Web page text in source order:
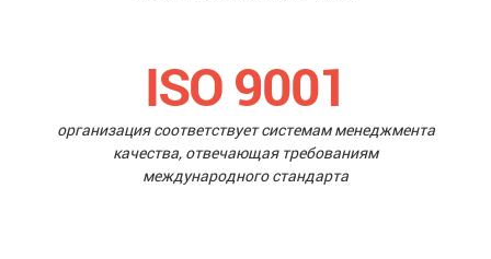
ISO 9001
организация соответствует системам менеджмента
качества, отвечающая требованиям
международного стандарта